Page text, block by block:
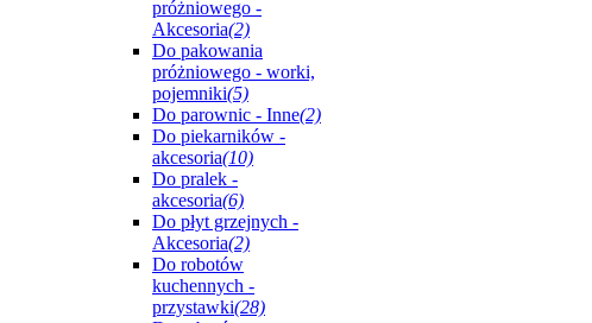
próżniowego -
Akcesoria(2)
Do pakowania
próżniowego - worki,
pojemniki(5)
Do parownic - Inne(2)
Do piekarników -
akcesoria(10)
Do pralek -
akcesoria(6)
Do płyt grzejnych -
Akcesoria(2)
Do robotów
kuchennych -
przystawki(28)